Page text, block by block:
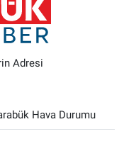
Adresi
Hava Durumu